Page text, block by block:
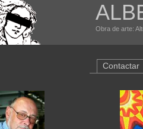
Obra de arte:
Contactar